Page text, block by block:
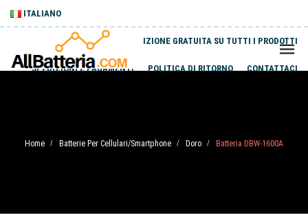
ITALIANO
SPEDIZIONE GRATUITA SU TUTTI I PRODOTTI
SPEDIZIONI E PAGAMENTI POLITICA DI RITORNO CONTATTACI
Home / Batterie Per Cellulari/Smartphone / Doro / Batteria DBW-1600A